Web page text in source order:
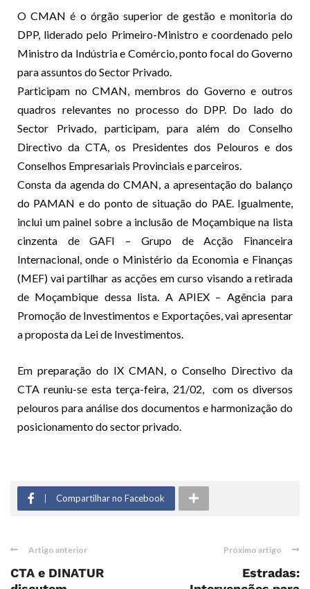
O CMAN é o órgão superior de gestão e monitoria do
DPP, liderado pelo Primeiro-Ministro e coordenado pelo
Ministro da Indústria e Comércio, ponto focal do Governo
para assuntos do Sector Privado.
Participam no CMAN, membros do Governo e outros
quadros relevantes no processo do DPP. Do lado do
Sector Privado, participam, para além do Conselho
Directivo da CTA, os Presidentes dos Pelouros e dos
Conselhos Empresariais Provinciais e parceiros.
Consta da agenda do CMAN, a apresentação do balanço
do PAMAN e do ponto de situação do PAE. Igualmente,
inclui um painel sobre a inclusão de Moçambique na lista
cinzenta de GAFI – Grupo de Acção Financeira
Internacional, onde o Ministério da Economia e Finanças
(MEF) vai partilhar as acções em curso visando a retirada
de Moçambique dessa lista. A APIEX – Agência para
Promoção de Investimentos e Exportações, vai apresentar
a proposta da Lei de Investimentos.
Em preparação do IX CMAN, o Conselho Directivo da
CTA reuniu-se esta terça-feira, 21/02, com os diversos
pelouros para análise dos documentos e harmonização do
posicionamento do sector privado.
Compartilhar no Facebook
Artigo anterior
CTA e DINATUR
Próximo artigo
Estradas: